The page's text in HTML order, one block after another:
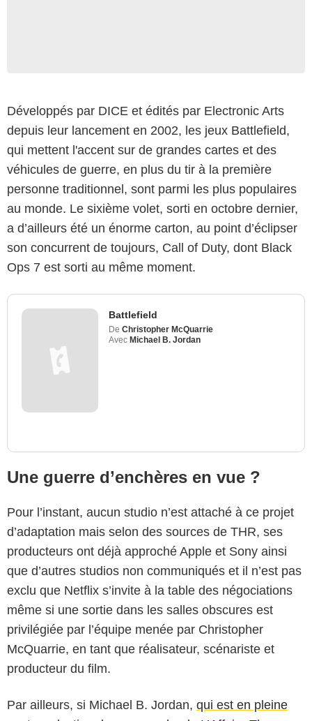
Développés par DICE et édités par Electronic Arts
depuis leur lancement en 2002, les jeux Battlefield,
qui mettent l'accent sur de grandes cartes et des
véhicules de guerre, en plus du tir à la première
personne traditionnel, sont parmi les plus populaires
au monde. Le sixième volet, sorti en octobre dernier,
a d’ailleurs été un énorme carton, au point d’éclipser
son concurrent de toujours, Call of Duty, dont Black
Ops 7 est sorti au même moment.
Battlefield
De Christopher McQuarrie
Avec Michael B. Jordan
Une guerre d’enchères en vue ?
Pour l’instant, aucun studio n’est attaché à ce projet
d’adaptation mais selon des sources de THR, ses
producteurs ont déjà approché Apple et Sony ainsi
que d’autres studios non communiqués et il n’est pas
exclu que Netflix s’invite à la table des négociations
même si une sortie dans les salles obscures est
privilégiée par l’équipe menée par Christopher
McQuarrie, en tant que réalisateur, scénariste et
producteur du film.
Par ailleurs, si Michael B. Jordan, qui est en pleine